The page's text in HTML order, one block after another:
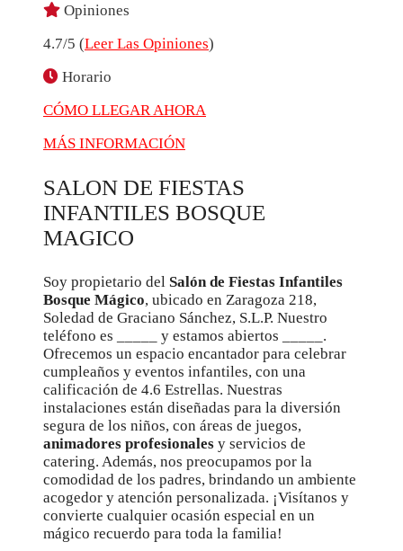
Opiniones
4.7/5 (Leer Las Opiniones)
Horario
CÓMO LLEGAR AHORA
MÁS INFORMACIÓN
SALON DE FIESTAS
INFANTILES BOSQUE
MAGICO
Soy propietario del Salón de Fiestas Infantiles
Bosque Mágico, ubicado en Zaragoza 218,
Soledad de Graciano Sánchez, S.L.P. Nuestro
teléfono es _____ y estamos abiertos _____.
Ofrecemos un espacio encantador para celebrar
cumpleaños y eventos infantiles, con una
calificación de 4.6 Estrellas. Nuestras
instalaciones están diseñadas para la diversión
segura de los niños, con áreas de juegos,
animadores profesionales y servicios de
catering. Además, nos preocupamos por la
comodidad de los padres, brindando un ambiente
acogedor y atención personalizada. ¡Visítanos y
convierte cualquier ocasión especial en un
mágico recuerdo para toda la familia!